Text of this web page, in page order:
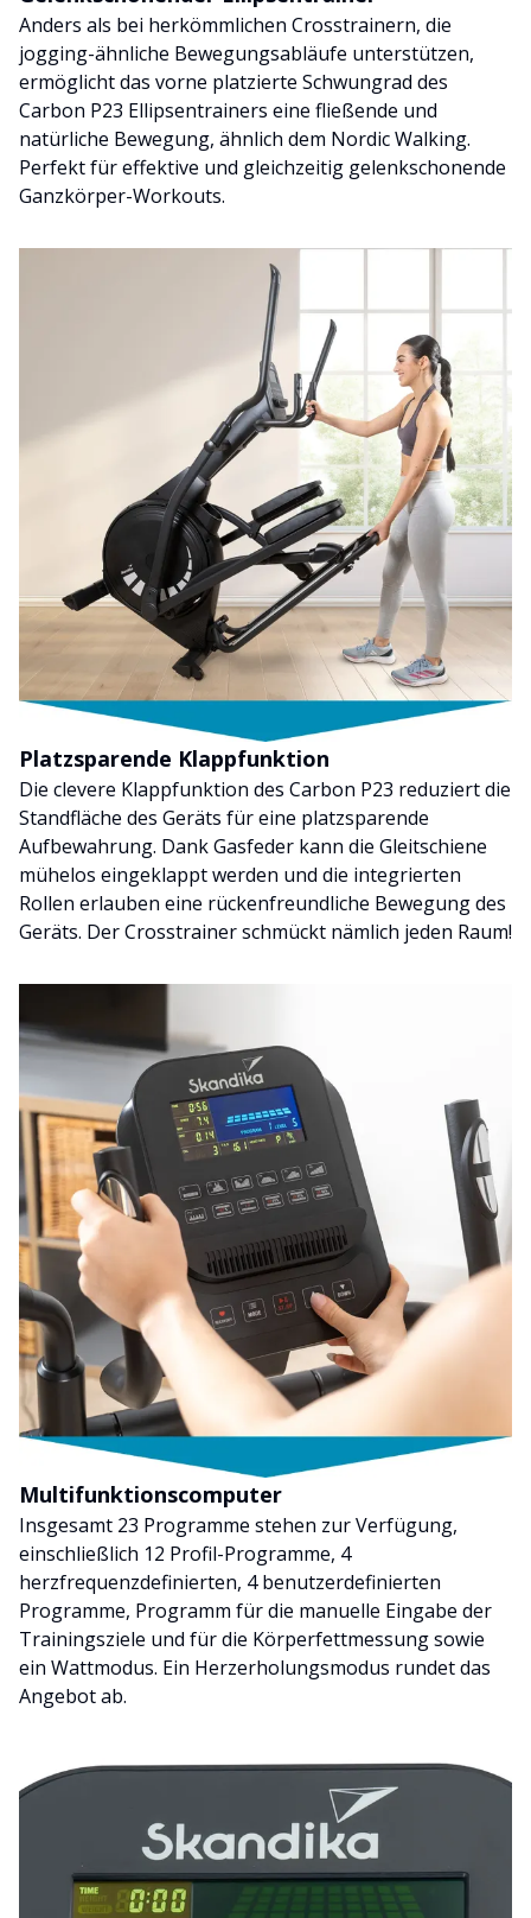
Anders als bei herkömmlichen Crosstrainern, die
jogging-ähnliche Bewegungsabläufe unterstützen,
ermöglicht das vorne platzierte Schwungrad des
Carbon P23 Ellipsentrainers eine fließende und
natürliche Bewegung, ähnlich dem Nordic Walking.
Perfekt für effektive und gleichzeitig gelenkschonende
Ganzkörper-Workouts.
Platzsparende Klappfunktion
Die clevere Klappfunktion des Carbon P23 reduziert die
Standfläche des Geräts für eine platzsparende
Aufbewahrung. Dank Gasfeder kann die Gleitschiene
mühelos eingeklappt werden und die integrierten
Rollen erlauben eine rückenfreundliche Bewegung des
Geräts. Der Crosstrainer schmückt nämlich jeden Raum!
Multifunktionscomputer
Insgesamt 23 Programme stehen zur Verfügung,
einschließlich 12 Profil-Programme, 4
herzfrequenzdefinierten, 4 benutzerdefinierten
Programme, Programm für die manuelle Eingabe der
Trainingsziele und für die Körperfettmessung sowie
ein Wattmodus. Ein Herzerholungsmodus rundet das
Angebot ab.